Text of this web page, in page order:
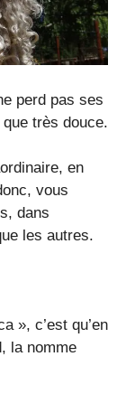
perd pas ses
très douce.
en
vous
dans
les autres.
», c’est qu’en
la nomme